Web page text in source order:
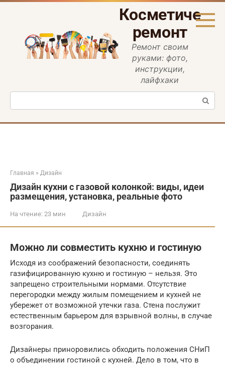
Перейти
ремонт
Ремонт своим
руками: фото,
инструкции,
лайфхаки
Поиск:
Главная » Дизайн
Дизайн кухни с газовой колонкой: виды, идеи
размещения, установка, реальные фото
На чтение: 23 мин Дизайн
Можно ли совместить кухню и гостиную
Исходя из соображений безопасности, соединять
газифицированную кухню и гостиную – нельзя. Это
запрещено строительными нормами. Отсутствие
перегородки между жилым помещением и кухней не
убережет от возможной утечки газа. Стена послужит
естественным барьером для взрывной волны, в случае
возгорания.
Дизайнеры приноровились обходить положения СНиП
о объединении гостиной с кухней. Дело в том, что в